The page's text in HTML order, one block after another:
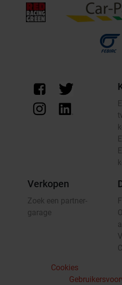
Verkopen
Zoek een partner-
garage
Cookies